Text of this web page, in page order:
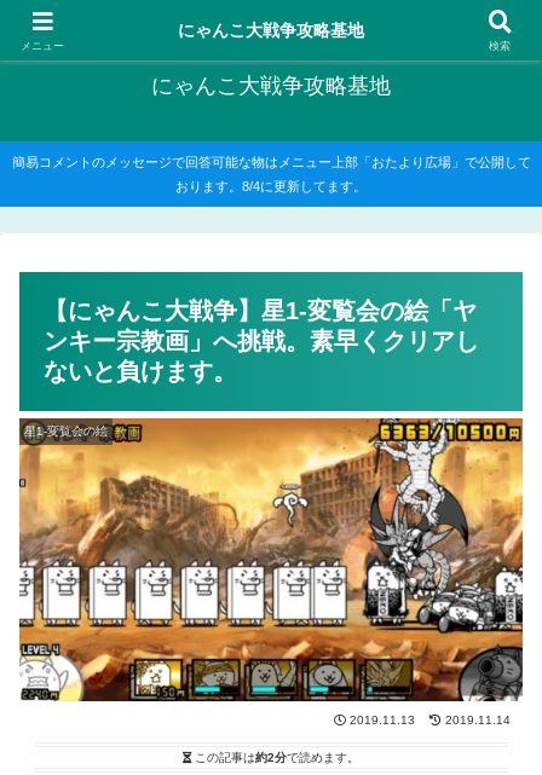
にゃんこ大戦争の攻略がメインですが、他のゲームの記事もたまに書いてます
にゃんこ大戦争攻略基地
簡易コメントのメッセージで回答可能な物はメニュー上部「おたより広場」で公開して
おります。8/4に更新してます。
【にゃんこ大戦争】星1-変覧会の絵「ヤ
ンキー宗教画」へ挑戦。素早くクリアし
ないと負けます。
星1-変覧会の絵
2019.11.13 2019.11.14
この記事は約2分で読めます。
メニュー
にゃんこ大戦争攻略基地
検索